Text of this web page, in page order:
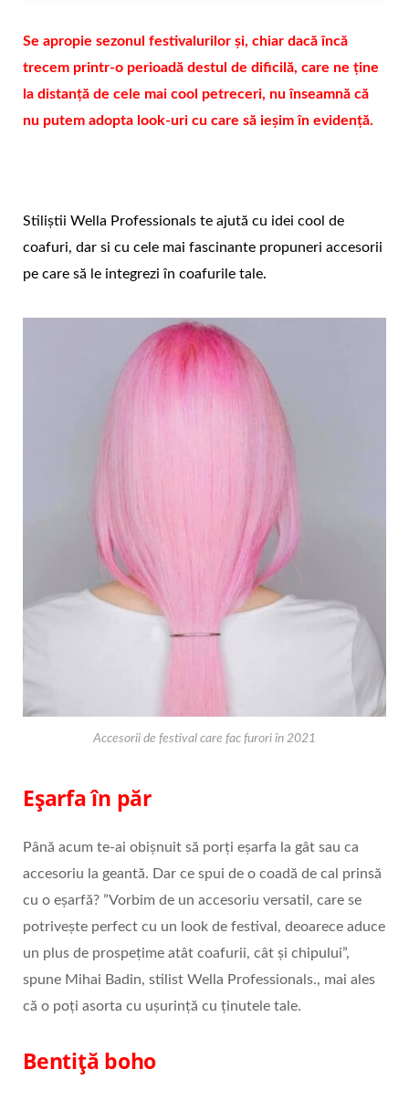
Se apropie sezonul festivalurilor și, chiar dacă încă
trecem printr-o perioadă destul de dificilă, care ne ține
la distanță de cele mai cool petreceri, nu înseamnă că
nu putem adopta look-uri cu care să ieșim în evidență.
Stiliștii Wella Professionals te ajută cu idei cool de
coafuri, dar si cu cele mai fascinante propuneri accesorii
pe care să le integrezi în coafurile tale.
Accesorii de festival care fac furori în 2021
Eșarfa în păr
Până acum te-ai obișnuit să porți eșarfa la gât sau ca
accesoriu la geantă. Dar ce spui de o coadă de cal prinsă
cu o eșarfă? ”Vorbim de un accesoriu versatil, care se
potrivește perfect cu un look de festival, deoarece aduce
un plus de prospețime atât coafurii, cât și chipului”,
spune Mihai Badin, stilist Wella Professionals., mai ales
că o poți asorta cu ușurință cu ținutele tale.
Bentiță boho